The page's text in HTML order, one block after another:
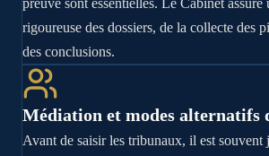
preuve sont essentielles. Le Cabinet assure
rigoureuse des dossiers, de la collecte des
des conclusions.
Médiation et modes alternatifs
Avant de saisir les tribunaux, il est